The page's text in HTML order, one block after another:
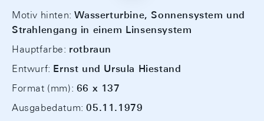
Motiv hinten:Wasserturbine, Sonnensystem und
Strahlengang in einem Linsensystem
Hauptfarbe: rotbraun
Entwurf: Ernst und Ursula Hiestand
Format (mm): 66 x 137
Ausgabedatum:05.11.1979